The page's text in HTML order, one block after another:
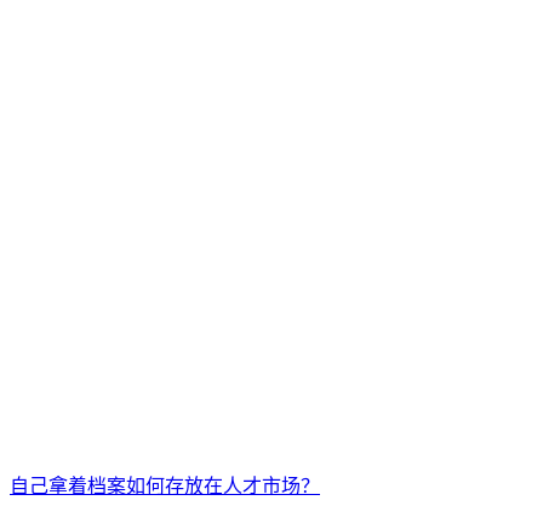
自己拿着档案如何存放在人才市场？